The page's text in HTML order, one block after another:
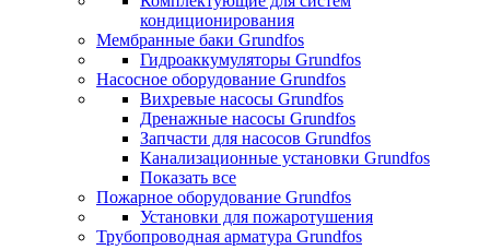
кондиционирования
Мембранные баки Grundfos
Гидроаккумуляторы Grundfos
Насосное оборудование Grundfos
Вихревые насосы Grundfos
Дренажные насосы Grundfos
Запчасти для насосов Grundfos
Канализационные установки Grundfos
Показать все
Пожарное оборудование Grundfos
Установки для пожаротушения
Трубопроводная арматура Grundfos